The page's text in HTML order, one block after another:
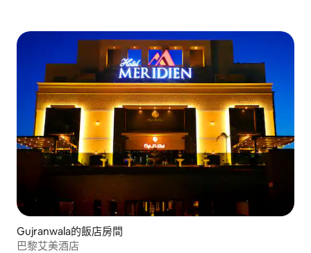
Gujranwala的飯店房間
巴黎艾美酒店